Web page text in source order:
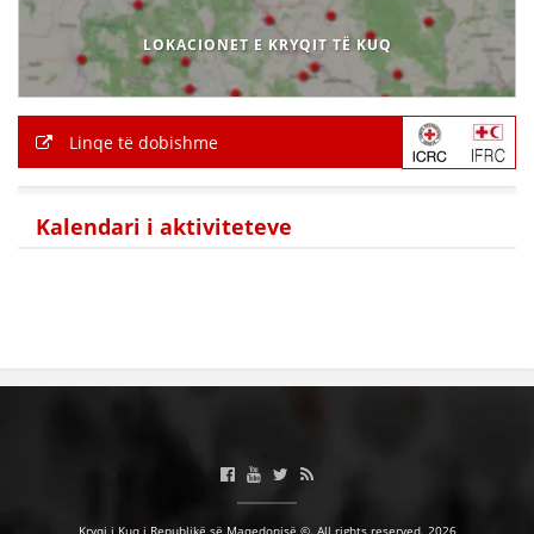
VEPRIMTARI
LOKACIONET E KRYQIT TË KUQ
Linqe të dobishme
Kalendari i aktiviteteve